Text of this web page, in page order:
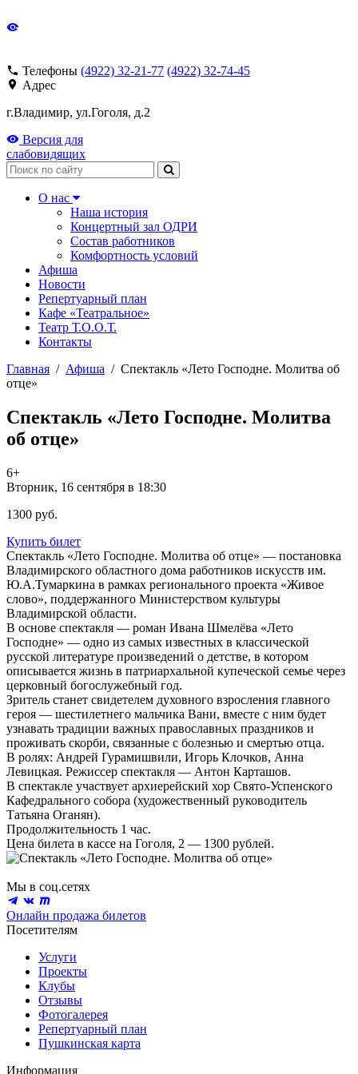
Телефоны (4922) 32-21-77 (4922) 32-74-45
Адрес
г.Владимир, ул.Гоголя, д.2
Версия для
слабовидящих
Поиск
О нас
Наша история
Концертный зал ОДРИ
Состав работников
Комфортность условий
Афиша
Новости
Репертуарный план
Кафе «Театральное»
Театр Т.О.О.Т.
Контакты
Главная / Афиша / Спектакль «Лето Господне. Молитва об
отце»
Спектакль «Лето Господне. Молитва
об отце»
6+
Вторник, 16 сентября в 18:30
1300 руб.
Купить билет
Спектакль «Лето Господне. Молитва об отце» — постановка
Владимирского областного дома работников искусств им.
Ю.А.Тумаркина в рамках регионального проекта «Живое
слово», поддержанного Министерством культуры
Владимирской области.
В основе спектакля — роман Ивана Шмелёва «Лето
Господне» — одно из самых известных в классической
русской литературе произведений о детстве, в котором
описывается жизнь в патриархальной купеческой семье через
церковный богослужебный год.
Зритель станет свидетелем духовного взросления главного
героя — шестилетнего мальчика Вани, вместе с ним будет
узнавать традиции важных православных праздников и
проживать скорби, связанные с болезнью и смертью отца.
В ролях: Андрей Гурамишвили, Игорь Клочков, Анна
Левицкая. Режиссер спектакля — Антон Карташов.
В спектакле участвует архиерейский хор Свято-Успенского
Кафедрального собора (художественный руководитель
Татьяна Оганян).
Продолжительность 1 час.
Цена билета в кассе на Гоголя, 2 — 1300 рублей.
Мы в соц.сетях
Онлайн продажа билетов
Посетителям
Услуги
Проекты
Клубы
Отзывы
Фотогалерея
Репертуарный план
Пушкинская карта
Информация